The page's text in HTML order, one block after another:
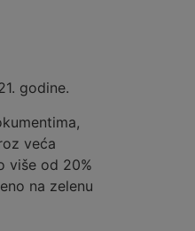
godine.
veća
više od 20%
na zelenu